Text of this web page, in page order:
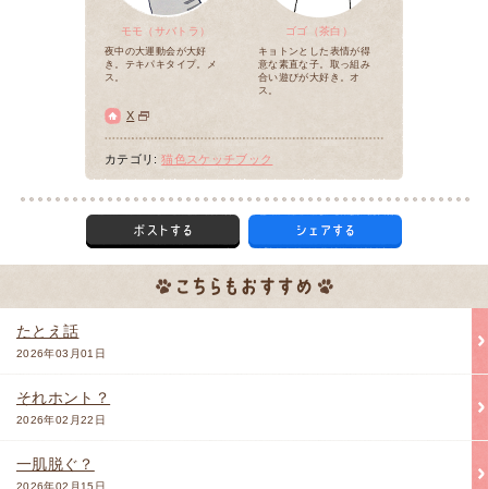
モモ（サバトラ）
夜中の大運動会が大好
き。テキパキタイプ。メ
ス。
ゴゴ（茶白）
キョトンとした表情が得
意な素直な子。取っ組み
合い遊びが大好き。オ
ス。
X
カテゴリ:猫色スケッチブック
たとえ話
2026年03月01日
それホント？
2026年02月22日
一肌脱ぐ？
2026年02月15日